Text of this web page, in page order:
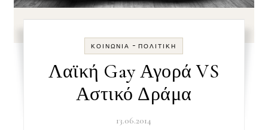
ΚΟΙΝΩΝΊΑ -ΠΟΛΙΤΙΚΉ
Λαϊκή Gay Αγορά VS
Αστικό Δράμα
13.06.2014